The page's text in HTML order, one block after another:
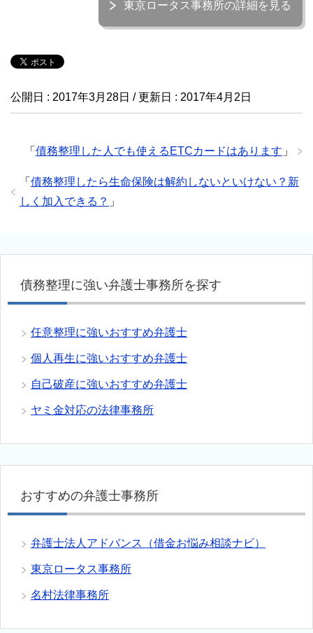
東京ロータス事務所の詳細を見る
公開日 : 2017年3月28日 / 更新日 : 2017年4月2日
「 債務整理した人でも使えるETCカードはあります 」
「 債務整理したら生命保険は解約しないといけない？新
しく加入できる？ 」
債務整理に強い弁護士事務所を探す
任意整理に強いおすすめ弁護士
個人再生に強いおすすめ弁護士
自己破産に強いおすすめ弁護士
ヤミ金対応の法律事務所
おすすめの弁護士事務所
弁護士法人アドバンス（借金お悩み相談ナビ）
東京ロータス事務所
名村法律事務所